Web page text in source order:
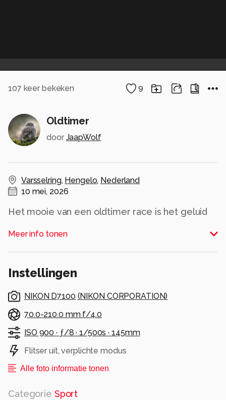
107 keer bekeken 9
Oldtimer
door JaapWolf
Varsselring, Hengelo, Nederland
10 mei, 2026
Het mooie van een oldtimer race is het geluid
Meer info tonen
Instellingen
NIKON D7100 (NIKON CORPORATION)
70.0-210.0 mm f/4.0
ISO 900 · ƒ/8 ·1/500s ·145mm
Flitser uit, verplichte modus
Alle foto informatie tonen
Categorie Sport